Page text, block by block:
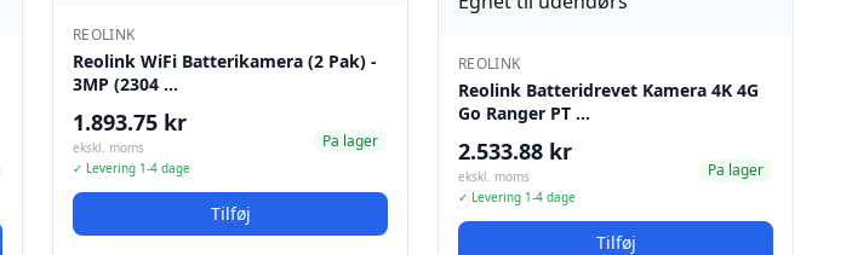
REOLINK
Reolink WiFi Batterikamera (2 Pak) -
3MP (2304 …
1.893.75 kr
ekskl. moms
✓ Levering 1-4 dage
Pa lager
Tilføj
REOLINK
Reolink Batteridrevet Kamera 4K 4G
Go Ranger PT …
2.533.88 kr
ekskl. moms
✓ Levering 1-4 dage
Pa lager
Tilføj